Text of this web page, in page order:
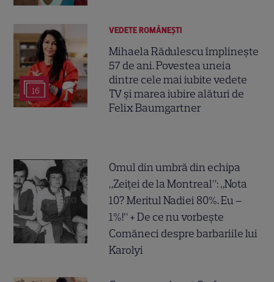
16
VEDETE ROMÂNEŞTI
Mihaela Rădulescu împlinește
57 de ani. Povestea uneia
dintre cele mai iubite vedete
TV și marea iubire alături de
Felix Baumgartner
Omul din umbră din echipa
„Zeiței de la Montreal”: „Nota
10? Meritul Nadiei 80%. Eu –
1%!” + De ce nu vorbește
Comăneci despre barbariile lui
Karolyi